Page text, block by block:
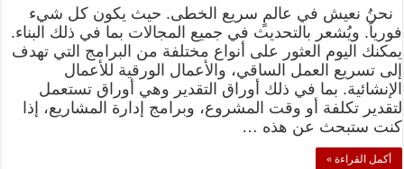
نحنُ نعيش في عالمٍ سريع الخطى. حيث يكون كل شيء
فورياً. ويُشعر بالتحديث في جميع المجالات بما في ذلك البناء.
يمكنك اليوم العثور على أنواع مختلفة من البرامج التي تهدف
إلى تسريع العمل الساقي، والأعمال الورقية للأعمال
الإنشائية. بما في ذلك أوراق التقدير وهي أوراق تستعمل
لتقدير تكلفة أو وقت المشروع، وبرامج إدارة المشاريع، إذا
كنت ستبحث عن هذه …
أكمل القراءة »